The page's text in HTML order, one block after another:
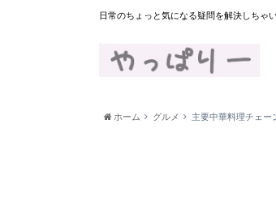
日常のちょっと気になる疑問を解決しちゃい
ホーム グルメ 主要中華料理チェー